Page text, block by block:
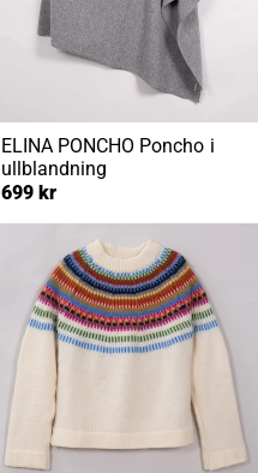
ELINA PONCHO Poncho i
ullblandning
699 kr